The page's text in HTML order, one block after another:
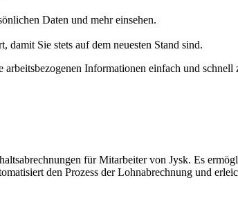
Daten und mehr einsehen.
Sie stets auf dem neuesten Stand sind.
Informationen einfach und
für Mitarbeiter von Jysk. Es
den Prozess der Lohnabrechnung und